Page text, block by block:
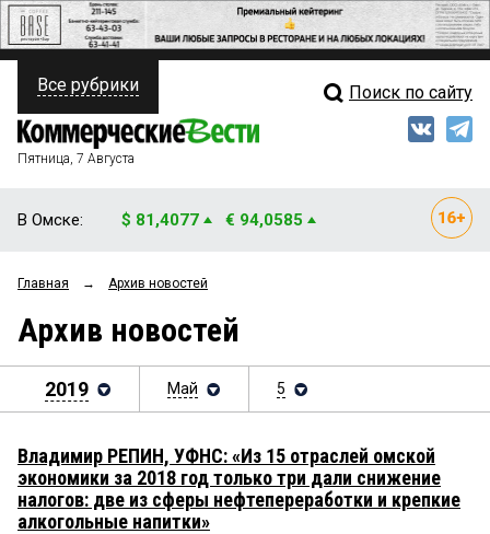
ПОЛИТИКА
ФИНАНСЫ
ОБЩЕСТВО
ЗАКОН
НОВОСТИ КОМПАНИЙ
СТИЛЬ ЖИЗНИ
Свежий выпуск
Блоги
Все рубрики Поиск по сайту
Пятница, 7 Августа
В Омске: $ 81,4077 € 94,0585
Главная → Архив новостей
Архив новостей
2019 Май 5
Владимир РЕПИН, УФНС: «Из 15 отраслей омской
экономики за 2018 год только три дали снижение
налогов: две из сферы нефтепереработки и крепкие
алкогольные напитки»